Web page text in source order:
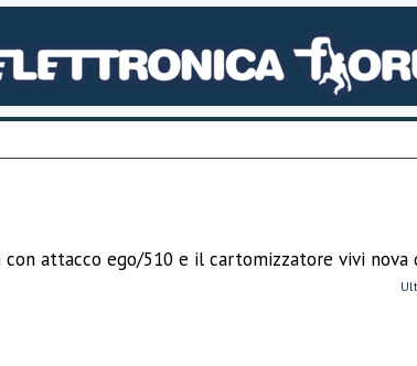
attacco ego/510 e il cartomizzatore vivi nova